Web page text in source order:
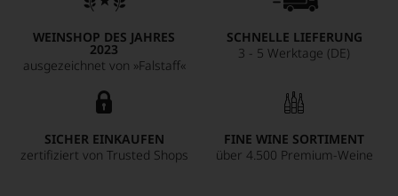
WEINSHOP DES JAHRES
2023
ausgezeichnet von »Falstaff«
SCHNELLE LIEFERUNG
3 - 5 Werktage (DE)
SICHER EINKAUFEN
zertifiziert von Trusted Shops
FINE WINE SORTIMENT
über 4.500 Premium-Weine